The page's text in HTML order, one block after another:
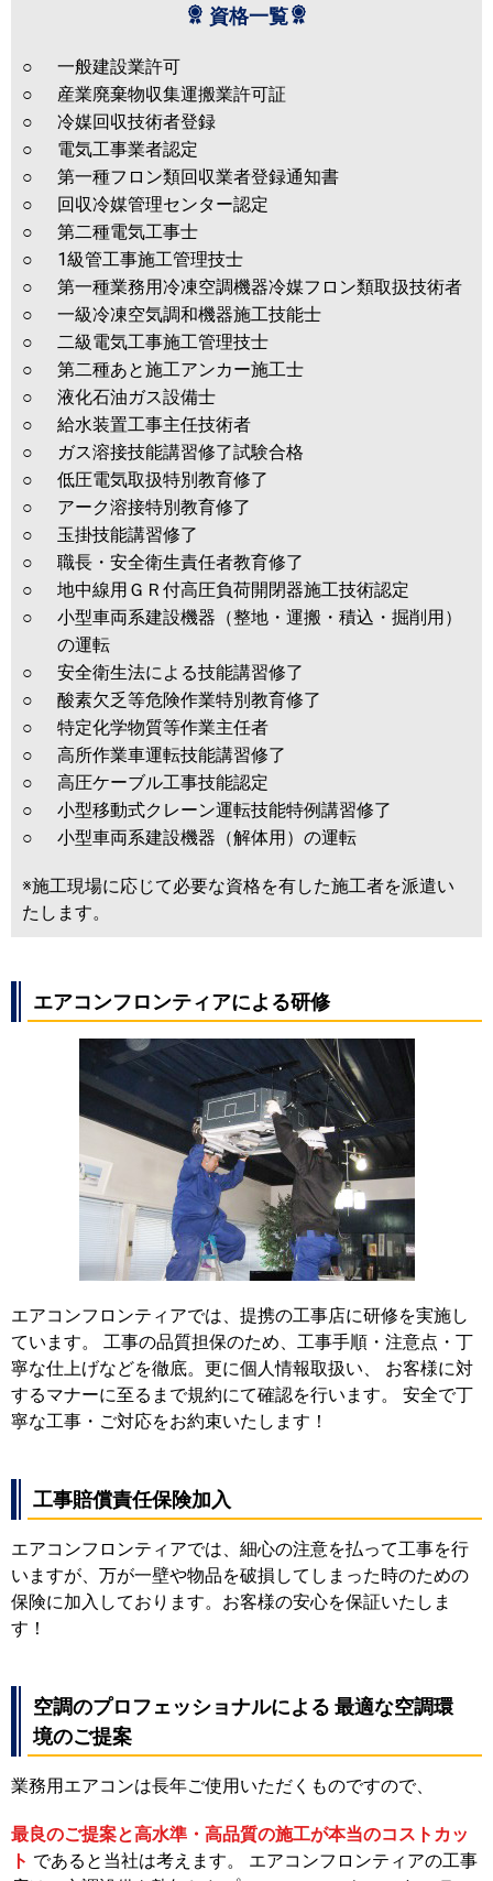
資格一覧
○
一般建設業許可
○
産業廃棄物収集運搬業許可証
○
冷媒回収技術者登録
○
電気工事業者認定
○
第一種フロン類回収業者登録通知書
○
回収冷媒管理センター認定
○
第二種電気工事士
○
1級管工事施工管理技士
○
第一種業務用冷凍空調機器冷媒フロン類取扱技術者
○
一級冷凍空気調和機器施工技能士
○
二級電気工事施工管理技士
○
第二種あと施工アンカー施工士
○
液化石油ガス設備士
○
給水装置工事主任技術者
○
ガス溶接技能講習修了試験合格
○
低圧電気取扱特別教育修了
○
アーク溶接特別教育修了
○
玉掛技能講習修了
○
職長・安全衛生責任者教育修了
○
地中線用ＧＲ付高圧負荷開閉器施工技術認定
○
小型車両系建設機器（整地・運搬・積込・掘削用）
の運転
○
安全衛生法による技能講習修了
○
酸素欠乏等危険作業特別教育修了
○
特定化学物質等作業主任者
○
高所作業車運転技能講習修了
○
高圧ケーブル工事技能認定
○
小型移動式クレーン運転技能特例講習修了
○
小型車両系建設機器（解体用）の運転
※施工現場に応じて必要な資格を有した施工者を派遣い
たします。
エアコンフロンティアによる研修
エアコンフロンティアでは、提携の工事店に研修を実施し
ています。 工事の品質担保のため、工事手順・注意点・丁
寧な仕上げなどを徹底。更に個人情報取扱い、 お客様に対
するマナーに至るまで規約にて確認を行います。 安全で丁
寧な工事・ご対応をお約束いたします！
工事賠償責任保険加入
エアコンフロンティアでは、細心の注意を払って工事を行
いますが、万が一壁や物品を破損してしまった時のための
保険に加入しております。お客様の安心を保証いたしま
す！
空調のプロフェッショナルによる 最適な空調環
境のご提案
業務用エアコンは長年ご使用いただくものですので、
最良のご提案と高水準・高品質の施工が本当のコストカッ
ト であると当社は考えます。 エアコンフロンティアの工事